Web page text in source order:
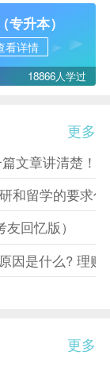
专升本）
看详情
18866人学过
更多
文章讲清楚！
和留学的要求
回忆版）
因是什么? 理
更多